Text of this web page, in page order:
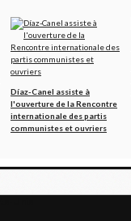
Díaz-Canel assiste à
l'ouverture de la Rencontre
internationale des partis
communistes et ouvriers